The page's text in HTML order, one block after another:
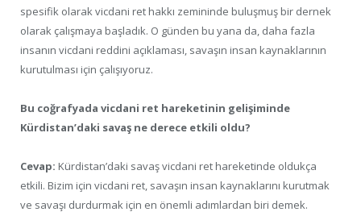
spesifik olarak vicdani ret hakkı zemininde buluşmuş bir dernek
olarak çalışmaya başladık. O günden bu yana da, daha fazla
insanın vicdani reddini açıklaması, savaşın insan kaynaklarının
kurutulması için çalışıyoruz.
Bu coğrafyada vicdani ret hareketinin gelişiminde
Kürdistan’daki savaş ne derece etkili oldu?
Cevap: Kürdistan’daki savaş vicdani ret hareketinde oldukça
etkili. Bizim için vicdani ret, savaşın insan kaynaklarını kurutmak
ve savaşı durdurmak için en önemli adımlardan biri demek.